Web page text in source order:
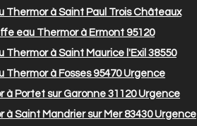
Thermor à Saint Paul Trois Châteaux
eau Thermor à Ermont 95120
à Saint Maurice l'Exil 38550
à Fosses 95470Urgence
Portet sur Garonne 31120Urgence
Saint Mandrier sur Mer 83430Urgence